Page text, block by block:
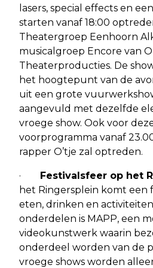
lasers, special effects en
starten vanaf 18:00
Theatergroep Eenhoorn
musicalgroep Encore van
Theaterproducties. De
het hoogtepunt van de
uit een grote
aangevuld met dezelfde
vroege show. Ook voor
voorprogramma vanaf
rapper O’tje zal optreden.
· Festivalsfeer op het
het Ringersplein komt een
eten, drinken en
onderdelen is MAPP, een
videokunstwerk waarin
onderdeel worden van de
vroege shows worden